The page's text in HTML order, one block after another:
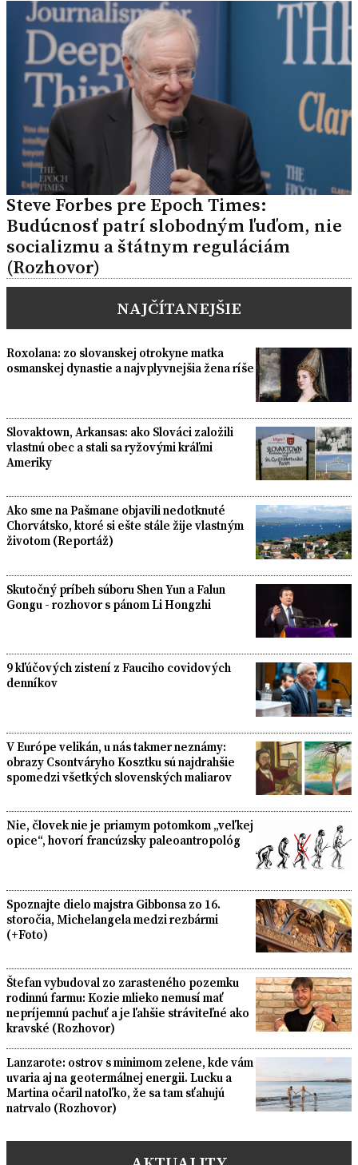
Steve Forbes pre Epoch Times:
Budúcnosť patrí slobodným ľuďom, nie
socializmu a štátnym reguláciám
(Rozhovor)
NAJČÍTANEJŠIE
Roxolana: zo slovanskej otrokyne matka
osmanskej dynastie a najvplyvnejšia žena ríše
Slovaktown, Arkansas: ako Slováci založili
vlastnú obec a stali sa ryžovými kráľmi
Ameriky
Ako sme na Pašmane objavili nedotknuté
Chorvátsko, ktoré si ešte stále žije vlastným
životom (Reportáž)
Skutočný príbeh súboru Shen Yun a Falun
Gongu - rozhovor s pánom Li Hongzhi
9 kľúčových zistení z Fauciho covidových
denníkov
V Európe velikán, u nás takmer neznámy:
obrazy Csontváryho Kosztku sú najdrahšie
spomedzi všetkých slovenských maliarov
Nie, človek nie je priamym potomkom „veľkej
opice“, hovorí francúzsky paleoantropológ
Spoznajte dielo majstra Gibbonsa zo 16.
storočia, Michelangela medzi rezbármi
(+Foto)
Štefan vybudoval zo zarasteného pozemku
rodinnú farmu: Kozie mlieko nemusí mať
nepríjemnú pachuť a je ľahšie stráviteľné ako
kravské (Rozhovor)
Lanzarote: ostrov s minimom zelene, kde vám
uvaria aj na geotermálnej energii. Lucku a
Martina očaril natoľko, že sa tam sťahujú
natrvalo (Rozhovor)